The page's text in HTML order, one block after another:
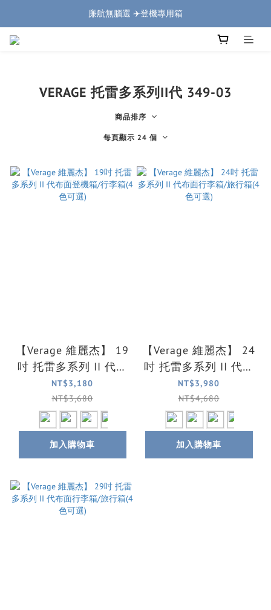
熱銷破萬🔥上掀式行李箱
廉航無腦選 ✈️登機專用箱
VERAGE 托雷多系列II代 349-03
商品排序
每頁顯示 24 個
【Verage 維麗杰】 19
吋 托雷多系列 II 代布
面登機箱/行李箱(4色
可選)
NT$3,180
NT$3,680
加入購物車
【Verage 維麗杰】 24
吋 托雷多系列 II 代布
面行李箱/旅行箱(4色
可選)
NT$3,980
NT$4,680
加入購物車